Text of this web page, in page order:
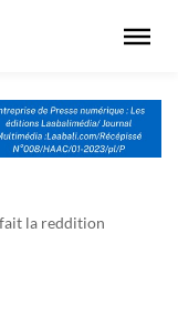
fait la reddition